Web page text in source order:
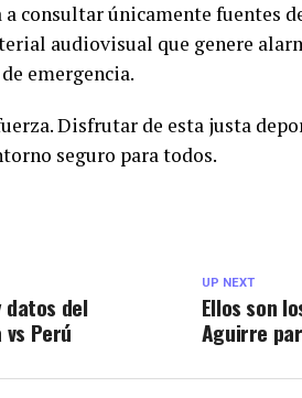
a consultar únicamente fuentes
audiovisual que genere
emergencia.
Disfrutar de esta justa
seguro para todos.
UP NEXT
Ellos son
Aguirre
datos del
Perú